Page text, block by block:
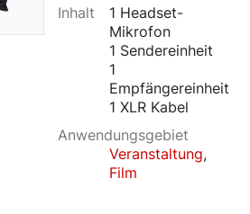
Inhalt
1 Headset-
Mikrofon
1 Sendereinheit
1
Empfängereinheit
1 XLR Kabel
Anwendungsgebiet
Veranstaltung,
Film